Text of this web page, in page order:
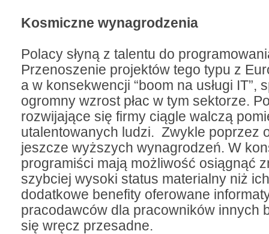
Kosmiczne wynagrodzenia
Polacy słyną z talentu do
Przenoszenie projektów tego typu z
a w konsekwencji “boom na usługi IT”,
ogromny wzrost płac w tym sektorze.
rozwijające się firmy ciągle walczą
utalentowanych ludzi. Zwykle poprzez
jeszcze wyższych wynagrodzeń. W
programiści mają możliwość osiągnąć
szybciej wysoki status materialny niż
dodatkowe benefity oferowane
pracodawców dla pracowników innych
się wręcz przesadne.